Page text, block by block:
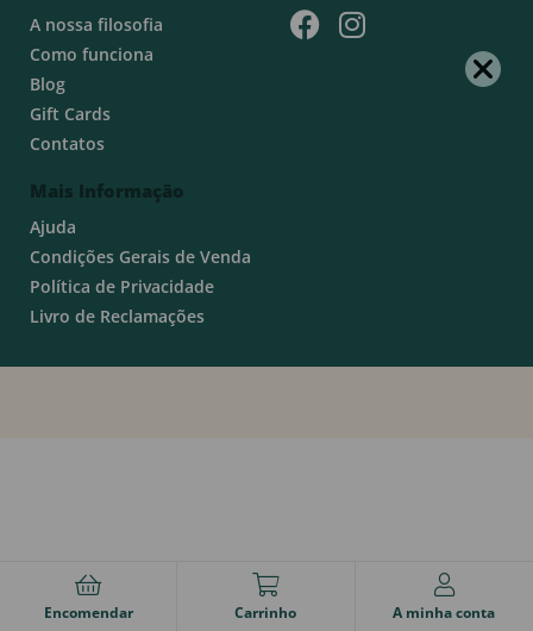
A nossa filosofia
Como funciona
Blog
Gift Cards
Contatos
Mais Informação
Ajuda
Condições Gerais de Venda
Política de Privacidade
Livro de Reclamações
Encomendar Carrinho A minha conta